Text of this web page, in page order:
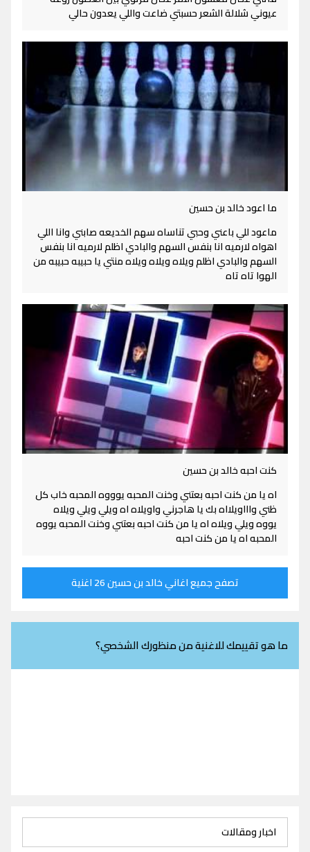
عيوني شلالة الشعر حسبتي ضاعت واللي يعدون حالي
ما اعود خالد بن حسين
ماعود للي باعني وحبي تناساه سهم الخديعه صابني وانا اللي
اهواه لارميه انا بنفس السهم والبادي اظلم لارميه انا بنفس
السهم والبادي اظلم ويلاه ويلاه ويلاه منتي يا حبيبه حبيبه من
الهوا تاه تاه
كنت احبه خالد بن حسين
اه يا من كنت احبه بعتني وخنت المحبه يوووه المحبه خاب كل
ظني واااويلااه بك يا هاجرني واويلاه اه ويلي ويلي ويلاه
يووه ويلي ويلاه اه يا من كنت احبه بعتني وخنت المحبه يووه
المحبه اه يا من كنت احبه
تصفح جميع اغاني خالد بن حسين 26 اغنية
ما هو تقييمك للاغنية من منظورك الشخصي؟
اخبار ومقالات